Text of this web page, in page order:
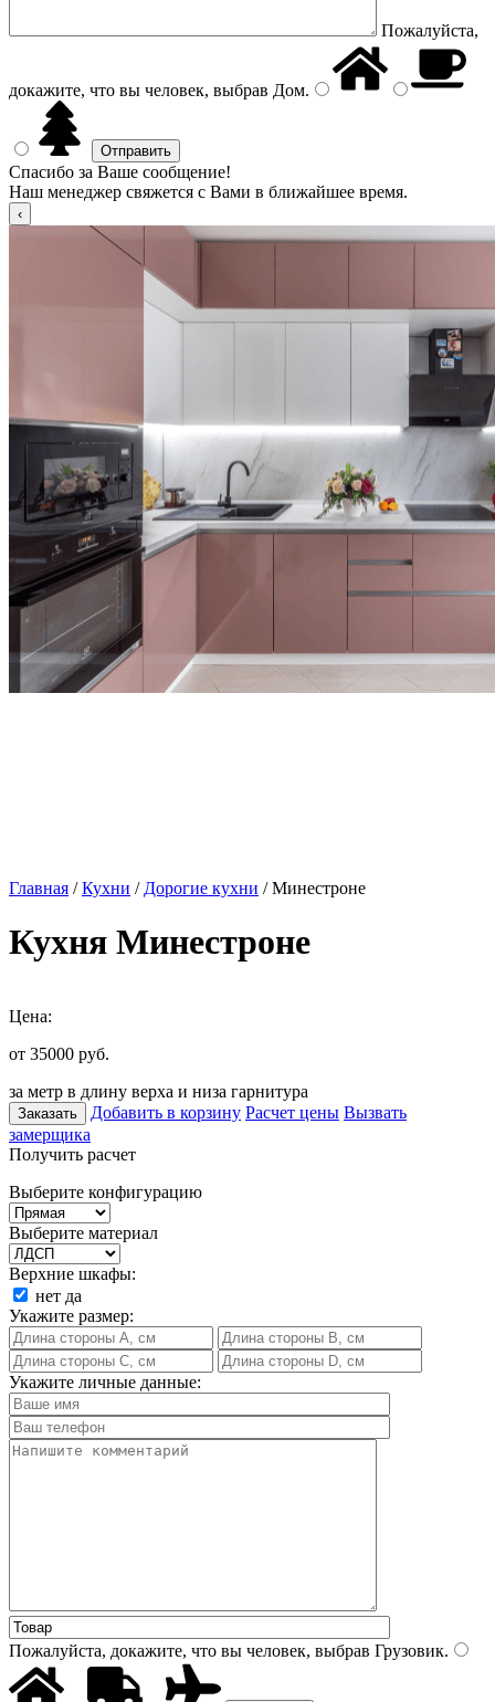
Пожалуйста,
докажите, что вы человек, выбрав Дом.
Спасибо за Ваше сообщение!
Наш менеджер свяжется с Вами в ближайшее время.
Главная /Кухни / Дорогие кухни / Минестроне
Кухня Минестроне
Цена:
от 35000 руб.
за метр в длину верха и низа гарнитура
Заказать Добавить в корзину Расчет цены Вызвать
замерщика
Получить расчет
Выберите конфигурацию
Выберите материал
Верхние шкафы:
нет да
Укажите размер:
Укажите личные данные:
Пожалуйста, докажите, что вы человек, выбрав Грузовик.